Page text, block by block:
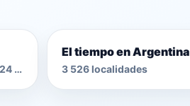
2 478 municipios · 126 014 024 habitantes
El tiempo en Argentina
3 526 localidades